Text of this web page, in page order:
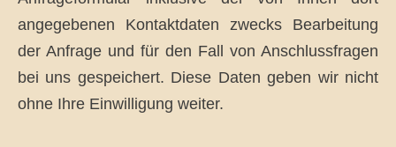
angegebenen Kontaktdaten zwecks Bearbeitung
der Anfrage und für den Fall von Anschlussfragen
bei uns gespeichert. Diese Daten geben wir nicht
ohne Ihre Einwilligung weiter.